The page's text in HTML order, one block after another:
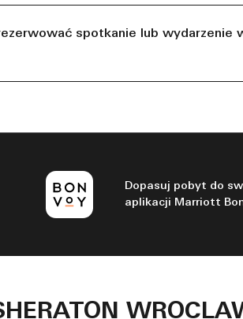
spotkanie lub wydarzenie
Dopasuj pobyt do
aplikacji Marriott